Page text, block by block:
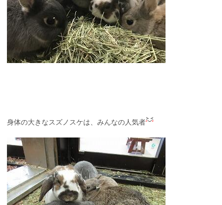
身体の大きなスズノスケは、みんなの人気者